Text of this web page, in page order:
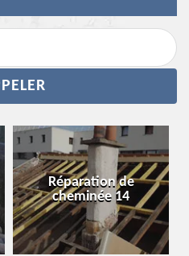
Réparation de
cheminée 14